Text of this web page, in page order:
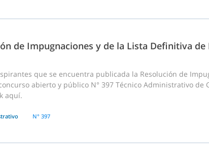
de Impugnaciones y de la Lista Definitiva de
que se encuentra publicada la Resolución de
abierto y público N° 397 Técnico Administrativo
aquí.
N° 397